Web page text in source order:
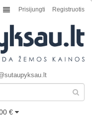
Prisijungti Registruotis
€